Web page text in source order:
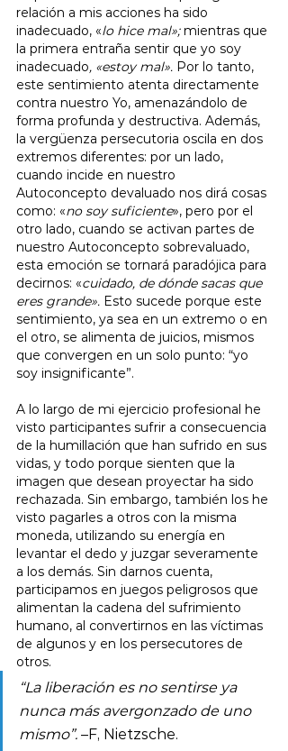
relación a mis acciones ha sido
inadecuado, «lo hice mal»; mientras que
la primera entraña sentir que yo soy
inadecuado, «estoy mal». Por lo tanto,
este sentimiento atenta directamente
contra nuestro Yo, amenazándolo de
forma profunda y destructiva. Además,
la vergüenza persecutoria oscila en dos
extremos diferentes: por un lado,
cuando incide en nuestro
Autoconcepto devaluado nos dirá cosas
como: «no soy suficiente», pero por el
otro lado, cuando se activan partes de
nuestro Autoconcepto sobrevaluado,
esta emoción se tornará paradójica para
decirnos: «cuidado, de dónde sacas que
eres grande». Esto sucede porque este
sentimiento, ya sea en un extremo o en
el otro, se alimenta de juicios, mismos
que convergen en un solo punto: “yo
soy insignificante”.
A lo largo de mi ejercicio profesional he
visto participantes sufrir a consecuencia
de la humillación que han sufrido en sus
vidas, y todo porque sienten que la
imagen que desean proyectar ha sido
rechazada. Sin embargo, también los he
visto pagarles a otros con la misma
moneda, utilizando su energía en
levantar el dedo y juzgar severamente
a los demás. Sin darnos cuenta,
participamos en juegos peligrosos que
alimentan la cadena del sufrimiento
humano, al convertirnos en las víctimas
de algunos y en los persecutores de
otros.
“La liberación es no sentirse ya
nunca más avergonzado de uno
mismo”. –F, Nietzsche.